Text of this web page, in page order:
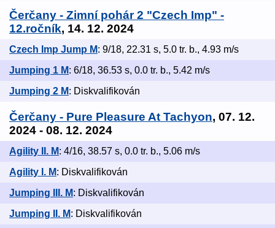
Čerčany - Zimní pohár 2 "Czech Imp" -
12.ročník, 14. 12. 2024
Czech Imp Jump M: 9/18, 22.31 s, 5.0 tr. b., 4.93 m/s
Jumping 1 M: 6/18, 36.53 s, 0.0 tr. b., 5.42 m/s
Jumping 2 M: Diskvalifikován
Čerčany - Pure Pleasure At Tachyon, 07. 12.
2024 - 08. 12. 2024
Agility II. M: 4/16, 38.57 s, 0.0 tr. b., 5.06 m/s
Agility I. M: Diskvalifikován
Jumping III. M: Diskvalifikován
Jumping II. M: Diskvalifikován